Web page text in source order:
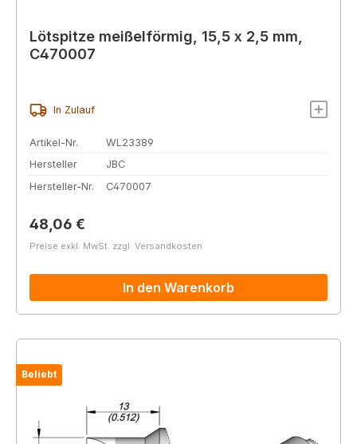
Lötspitze meißelförmig, 15,5 x 2,5 mm,
C470007
In Zulauf
Artikel-Nr.
WL23389
Hersteller
JBC
Hersteller-Nr.
C470007
Regulärer Preis:
48,06 €
Preise exkl. MwSt. zzgl. Versandkosten
In den Warenkorb
Beliebt